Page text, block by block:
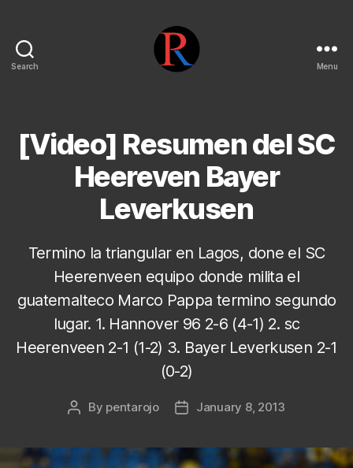
Search Menu
[Video] Resumen del SC
Heereven Bayer
Leverkusen
Termino la triangular en Lagos, done el SC
Heerenveen equipo donde milita el
guatemalteco Marco Pappa termino segundo
lugar. 1. Hannover 96 2-6 (4-1) 2. sc
Heerenveen 2-1 (1-2) 3. Bayer Leverkusen 2-1
(0-2)
Post
By pentarojo
PostJanuary 8, 2013